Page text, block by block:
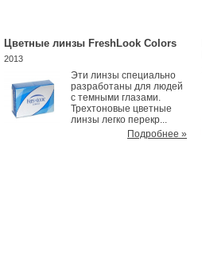
Цветные линзы FreshLook Colors
2013
Эти линзы специально
разработаны для людей
с темными глазами.
Трехтоновые цветные
линзы легко перекр...
Подробнее »